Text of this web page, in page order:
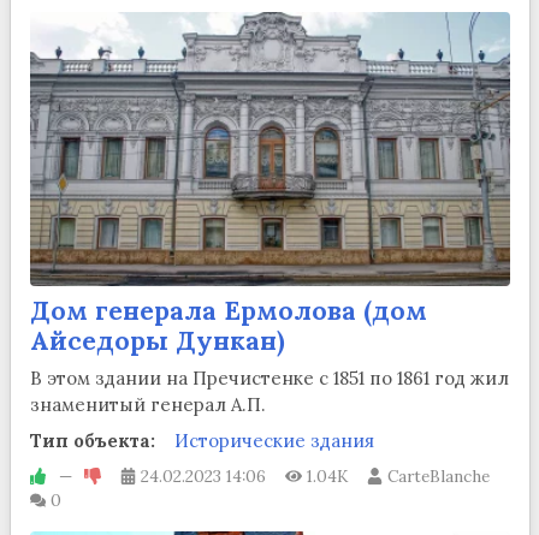
Дом генерала Ермолова (дом
Айседоры Дункан)
В этом здании на Пречистенке с 1851 по 1861 год жил
знаменитый генерал А.П.
Тип объекта:
Исторические здания
— 24.02.2023 14:06 1.04K
CarteBlanche
0